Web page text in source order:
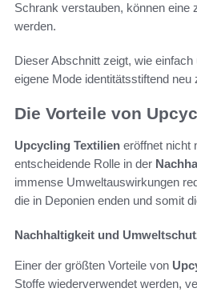
Schrank verstauben, können eine
werden.
Dieser Abschnitt zeigt, wie
eigene Mode identitätsstiftend neu
Die Vorteile von
Upcycling Textilien eröffnet nicht
entscheidende Rolle in der
immense Umweltauswirkungen
die in Deponien enden und somit
Nachhaltigkeit und
Einer der größten Vorteile von
Stoffe wiederverwendet werden,